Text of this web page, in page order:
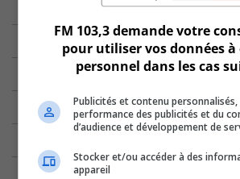
FM 103,3 demande votre
pour utiliser vos données à
personnel dans les cas
Publicités et contenu
performance des publicités et du
d’audience et développement de
Stocker et/ou accéder à des
appareil